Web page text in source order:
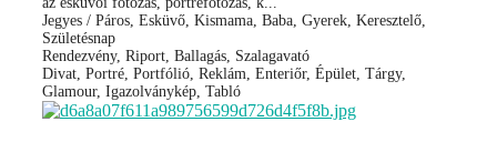
Jegyes / Páros, Esküvő, Kismama, Baba, Gyerek, Keresztelő,
Születésnap
Rendezvény, Riport, Ballagás, Szalagavató
Divat, Portré, Portfólió, Reklám, Enteriőr, Épület, Tárgy,
Glamour, Igazolványkép, Tabló